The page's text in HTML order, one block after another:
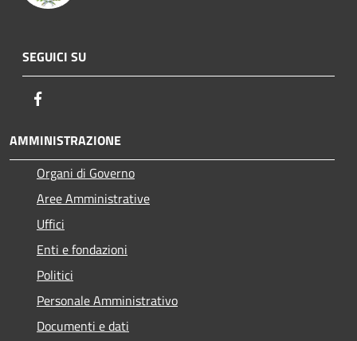
SEGUICI SU
AMMINISTRAZIONE
Organi di Governo
Aree Amministrative
Uffici
Enti e fondazioni
Politici
Personale Amministrativo
Documenti e dati